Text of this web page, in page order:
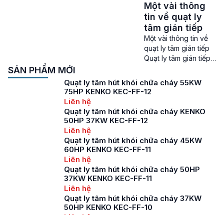
quạt ly tâm gián tiếp –
Quạt ly tâm gián tiếp
là một trong những
sản phẩm quạt công
nghiệp đang được
bán chạy nhất hiện
nay. Các sản phẩm
hiện được sử dụng
vào các hệ […]
Một vài thông
tin về quạt ly
tâm gián tiếp
Một vài thông tin về
quạt ly tâm gián tiếp
Quạt ly tâm gián tiếp
sản phẩm nổi bật
trong dòng quạt ly
được thiết kế đặc biệt
để đáp ứng nhu cầu
không khí trong nhiều
ứng dụng khác nhau.
SẢN PHẨM MỚI
Quạt ly tâm hút khói chữa cháy 55KW
75HP KENKO KEC-FF-12
Liên hệ
Quạt ly tâm hút khói chữa cháy KENKO
50HP 37KW KEC-FF-12
Liên hệ
Quạt ly tâm hút khói chữa cháy 45KW
60HP KENKO KEC-FF-11
Liên hệ
Quạt ly tâm hút khói chữa cháy 50HP
37KW KENKO KEC-FF-11
Liên hệ
Quạt ly tâm hút khói chữa cháy 37KW
50HP KENKO KEC-FF-10